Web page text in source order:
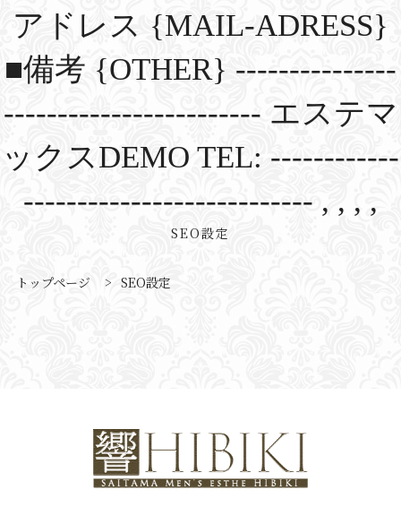
SEO設定
アドレス {MAIL-ADRESS}
■備考 {OTHER} ---------------
------------------------ エステマ
ックスDEMO TEL: ------------
--------------------------- , , , ,
トップページ > SEO設定